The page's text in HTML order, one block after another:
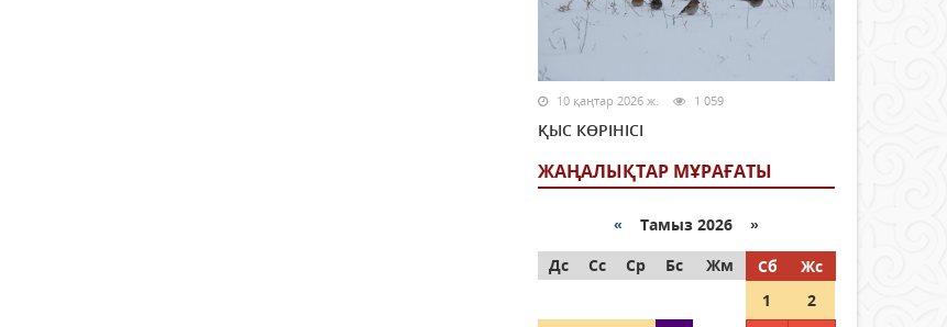
10 қаңтар 2026 ж. 1 059
ҚЫС КӨРІНІСІ
ЖАҢАЛЫҚТАР МҰРАҒАТЫ
« Тамыз 2026 »
Дс
Сс Ср Бс Жм Сб
Жс
1
2